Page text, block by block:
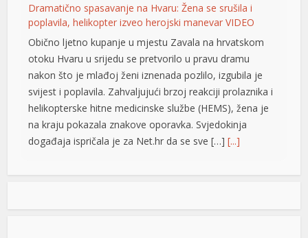
Dramatično spasavanje na Hvaru: Žena se srušila i
poplavila, helikopter izveo herojski manevar VIDEO
Obično ljetno kupanje u mjestu Zavala na hrvatskom
otoku Hvaru u srijedu se pretvorilo u pravu dramu
nakon što je mlađoj ženi iznenada pozlilo, izgubila je
svijest i poplavila. Zahvaljujući brzoj reakciji prolaznika i
helikopterske hitne medicinske službe (HEMS), žena je
na kraju pokazala znakove oporavka. Svjedokinja
događaja ispričala je za Net.hr da se sve […][...]
Vučić: Ljudi razumiju koliko je neko uspješan i dobar ako
Predsjednik Srbije Aleksdandar Vučić izjavio